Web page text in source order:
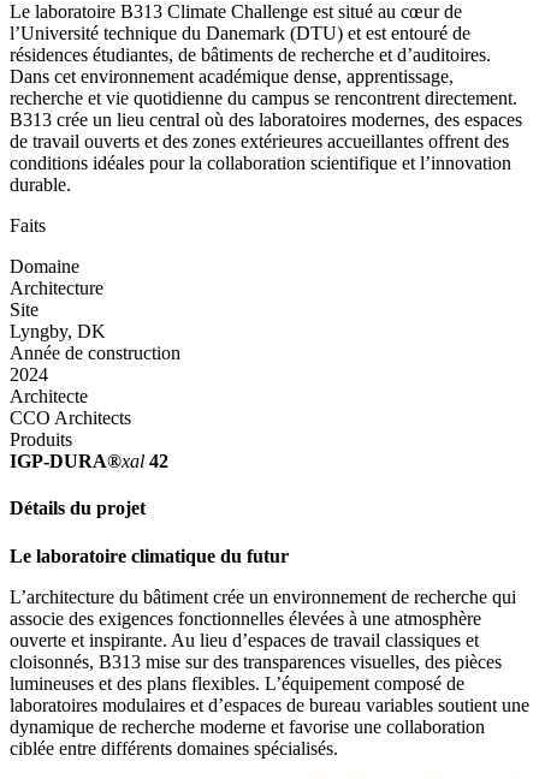
Le laboratoire B313 Climate Challenge est situé au cœur de
l’Université technique du Danemark (DTU) et est entouré de
résidences étudiantes, de bâtiments de recherche et d’auditoires.
Dans cet environnement académique dense, apprentissage,
recherche et vie quotidienne du campus se rencontrent directement.
B313 crée un lieu central où des laboratoires modernes, des espaces
de travail ouverts et des zones extérieures accueillantes offrent des
conditions idéales pour la collaboration scientifique et l’innovation
durable.
Faits
Domaine
Architecture
Site
Lyngby, DK
Année de construction
2024
Architecte
CCO Architects
Produits
IGP-DURA®xal 42
Détails du projet
Le laboratoire climatique du futur
L’architecture du bâtiment crée un environnement de recherche qui
associe des exigences fonctionnelles élevées à une atmosphère
ouverte et inspirante. Au lieu d’espaces de travail classiques et
cloisonnés, B313 mise sur des transparences visuelles, des pièces
lumineuses et des plans flexibles. L’équipement composé de
laboratoires modulaires et d’espaces de bureau variables soutient une
dynamique de recherche moderne et favorise une collaboration
ciblée entre différents domaines spécialisés.